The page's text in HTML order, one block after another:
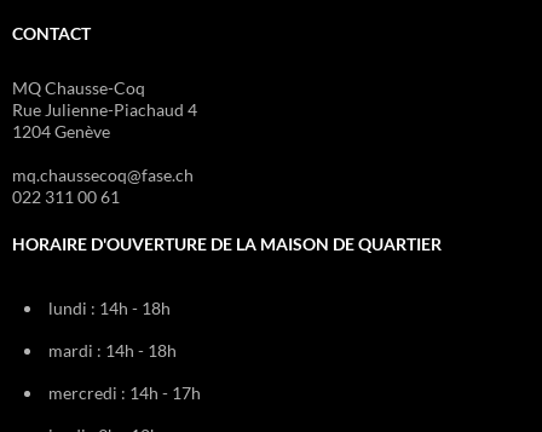
CONTACT
MQ Chausse-Coq
Rue Julienne-Piachaud 4
1204 Genève
mq.chaussecoq@fase.ch
022 311 00 61
HORAIRE D'OUVERTURE DE LA MAISON DE QUARTIER
lundi : 14h - 18h
mardi : 14h - 18h
mercredi : 14h - 17h